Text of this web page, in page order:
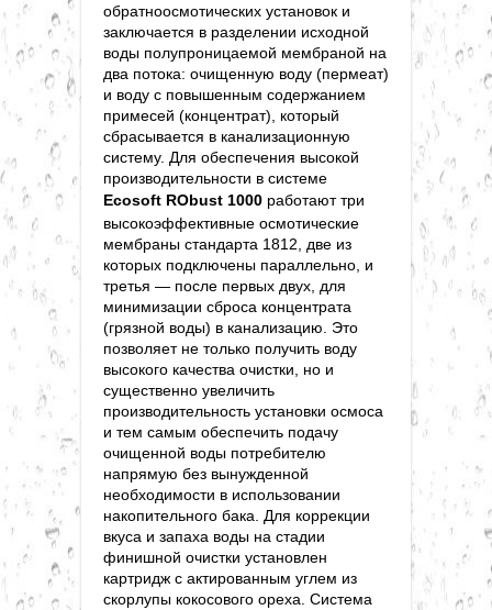
обратноосмотических установок и
заключается в разделении исходной
воды полупроницаемой мембраной на
два потока: очищенную воду (пермеат)
и воду с повышенным содержанием
примесей (концентрат), который
сбрасывается в канализационную
систему. Для обеспечения высокой
производительности в системе
Ecosoft RObust 1000 работают три
высокоэффективные осмотические
мембраны стандарта 1812, две из
которых подключены параллельно, и
третья — после первых двух, для
минимизации сброса концентрата
(грязной воды) в канализацию. Это
позволяет не только получить воду
высокого качества очистки, но и
существенно увеличить
производительность установки осмоса
и тем самым обеспечить подачу
очищенной воды потребителю
напрямую без вынужденной
необходимости в использовании
накопительного бака. Для коррекции
вкуса и запаха воды на стадии
финишной очистки установлен
картридж с актированным углем из
скорлупы кокосового ореха. Система